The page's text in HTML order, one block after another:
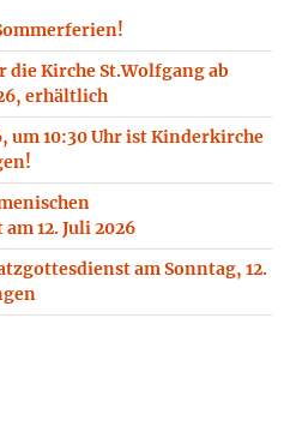
Kirche St.Wolfgang ab
erhältlich
um 10:30 Uhr ist Kinderkirche
12. Juli 2026
am Sonntag, 12.